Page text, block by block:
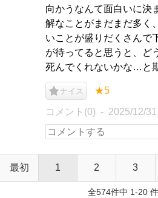
向かうなんて面白いに決
解なことがまだまだ多く
いことが盛りだくさんで
が待ってると思うと、ど
死んでくれないかな…と
ナイス ★5
コメント(0) 2025/12/31
最初 1 2 3
全574件中 1-20